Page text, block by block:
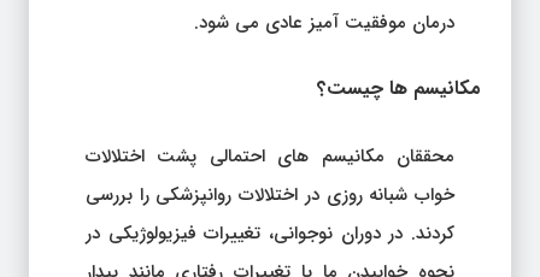
درمان موفقیت آمیز عادی می شود.
مکانیسم ها چیست؟
محققان مکانیسم های احتمالی پشت اختلالات
خواب شبانه روزی در اختلالات روانپزشکی را بررسی
کردند. در دوران نوجوانی، تغییرات فیزیولوژیکی در